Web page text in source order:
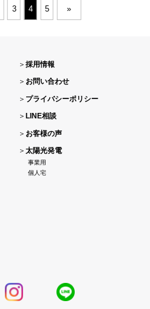
3 4 5 »
＞採用情報
＞ お問い合わせ
＞ プライバシーポリシー
＞ LINE相談
＞ お客様の声
＞太陽光発電
事業用
個人宅